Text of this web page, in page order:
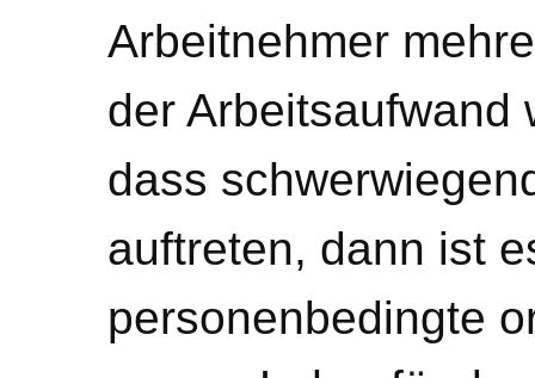
Arbeitnehmer
der Arbeitsaufwand
dass
auftreten, dann ist
personenbedingte